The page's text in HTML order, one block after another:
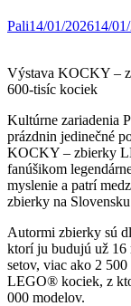
Pali14/01/202614/
Výstava KOCKY –
600-tisíc kociek
Kultúrne zariadenia
prázdnin jedinečné
KOCKY – zbierky
fanúšikom
myslenie a patrí
zbierky na
Autormi zbierky sú
ktorí ju budujú už 16
setov, viac ako 2
LEGO® kociek, z
000 modelov.